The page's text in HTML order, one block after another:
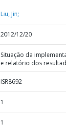
Liu, Jin;
2012/12/20
Situação da
e relatório dos
ISR8692
1
1